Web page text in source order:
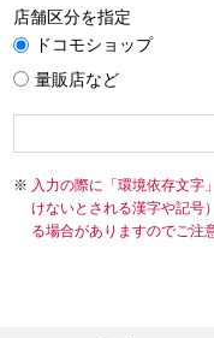
店舗区分を指定
ドコモショップ
量販店など
入力の際に「環境依存文字
けないとされる漢字や記号
る場合がありますのでご注